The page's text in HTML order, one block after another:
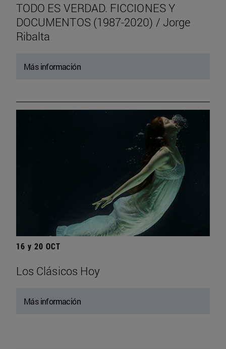
TODO ES VERDAD. FICCIONES Y
DOCUMENTOS (1987-2020) / Jorge
Ribalta
Más información
16 y 20 OCT
Los Clásicos Hoy
Más información